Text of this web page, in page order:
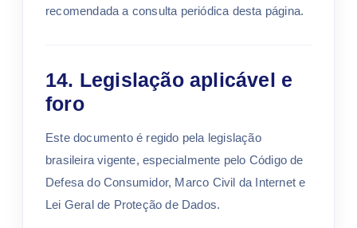
recomendada a consulta periódica desta página.
14. Legislação aplicável e
foro
Este documento é regido pela legislação
brasileira vigente, especialmente pelo Código de
Defesa do Consumidor, Marco Civil da Internet e
Lei Geral de Proteção de Dados.